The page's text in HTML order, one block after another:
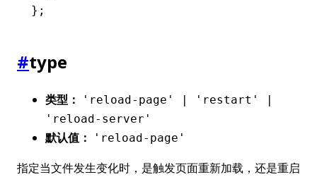
};
#type
类型：
'reload-page' | 'restart' |
'reload-server'
默认值： 'reload-page'
指定当文件发生变化时，是触发页面重新加载，还是重启